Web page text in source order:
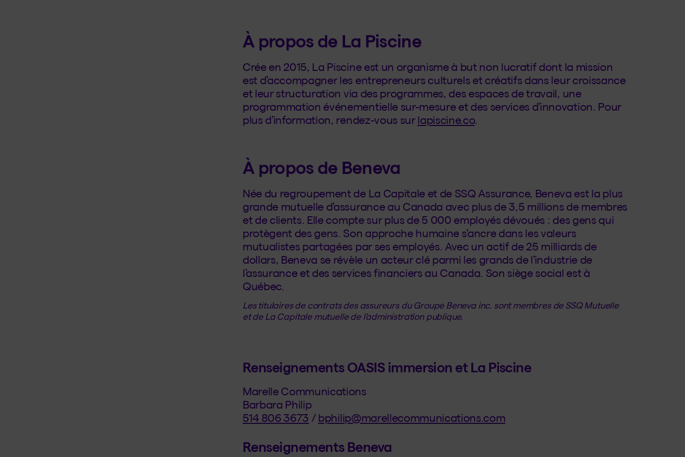
À propos de La Piscine
Crée en 2015, La Piscine est un organisme à but non lucratif dont la mission
est d’accompagner les entrepreneurs culturels et créatifs dans leur croissance
et leur structuration via des programmes, des espaces de travail, une
programmation événementielle sur-mesure et des services d’innovation. Pour
plus d’information, rendez-vous sur lapiscine.co.
À propos de Beneva
Née du regroupement de La Capitale et de SSQ Assurance, Beneva est la plus
grande mutuelle d’assurance au Canada avec plus de 3,5 millions de membres
et de clients. Elle compte sur plus de 5 000 employés dévoués : des gens qui
protègent des gens. Son approche humaine s’ancre dans les valeurs
mutualistes partagées par ses employés. Avec un actif de 25 milliards de
dollars, Beneva se révèle un acteur clé parmi les grands de l’industrie de
l’assurance et des services financiers au Canada. Son siège social est à
Québec.
Les titulaires de contrats des assureurs du Groupe Beneva inc. sont membres de SSQ Mutuelle
et de La Capitale mutuelle de l’administration publique.
Renseignements OASIS immersion et La Piscine
Marelle Communications
Barbara Philip
514 806 3673 / bphilip@marellecommunications.com
Renseignements Beneva